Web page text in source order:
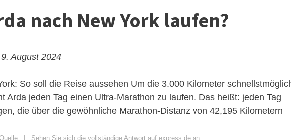
nach New York laufen?
August 2024
So soll die Reise aussehen Um die 3.000 Kilometer
Arda jeden Tag einen Ultra-Marathon zu laufen. Das heißt: jeden Tag
die über die gewöhnliche Marathon-Distanz von 42,195 Kilometern
Sehen Sie sich die vollständige Antwort auf express.de an